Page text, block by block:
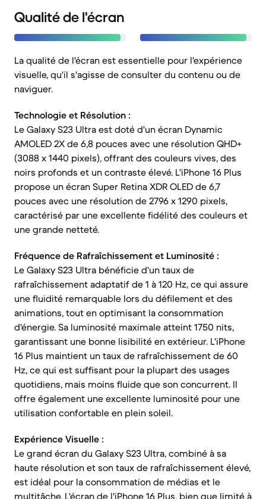
Qualité de l'écran
La qualité de l'écran est essentielle pour l'expérience
visuelle, qu'il s'agisse de consulter du contenu ou de
naviguer.
Technologie et Résolution :
Le Galaxy S23 Ultra est doté d'un écran Dynamic
AMOLED 2X de 6,8 pouces avec une résolution QHD+
(3088 x 1440 pixels), offrant des couleurs vives, des
noirs profonds et un contraste élevé. L'iPhone 16 Plus
propose un écran Super Retina XDR OLED de 6,7
pouces avec une résolution de 2796 x 1290 pixels,
caractérisé par une excellente fidélité des couleurs et
une grande netteté.
Fréquence de Rafraîchissement et Luminosité :
Le Galaxy S23 Ultra bénéficie d'un taux de
rafraîchissement adaptatif de 1 à 120 Hz, ce qui assure
une fluidité remarquable lors du défilement et des
animations, tout en optimisant la consommation
d'énergie. Sa luminosité maximale atteint 1750 nits,
garantissant une bonne lisibilité en extérieur. L'iPhone
16 Plus maintient un taux de rafraîchissement de 60
Hz, ce qui est suffisant pour la plupart des usages
quotidiens, mais moins fluide que son concurrent. Il
offre également une excellente luminosité pour une
utilisation confortable en plein soleil.
Expérience Visuelle :
Le grand écran du Galaxy S23 Ultra, combiné à sa
haute résolution et son taux de rafraîchissement élevé,
est idéal pour la consommation de médias et le
multitâche. L'écran de l'iPhone 16 Plus, bien que limité à